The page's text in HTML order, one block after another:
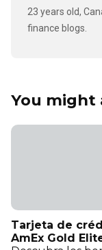
23 years old,
finance blogs.
You might
Tarjeta de
AmEx Gold